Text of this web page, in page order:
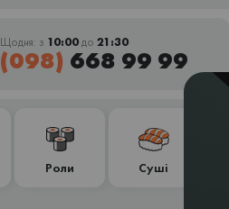
Щодня: з 10:00до 21:30
(098) 668 99 99
Роли Суші